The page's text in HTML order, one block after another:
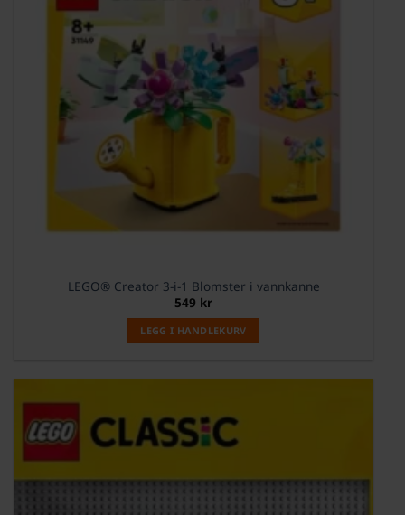
LEGO® Creator 3-i-1 Blomster i vannkanne
549 kr
LEGG I HANDLEKURV